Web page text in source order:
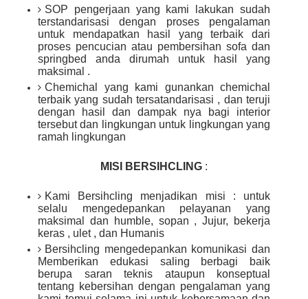
SOP pengerjaan yang kami lakukan sudah
terstandarisasi dengan proses pengalaman
untuk mendapatkan hasil yang terbaik dari
proses pencucian atau pembersihan sofa dan
springbed anda dirumah untuk hasil yang
maksimal .
Chemichal yang kami gunankan chemichal
terbaik yang sudah tersatandarisasi , dan teruji
dengan hasil dan dampak nya bagi interior
tersebut dan lingkungan untuk lingkungan yang
ramah lingkungan
MISI BERSIHCLING :
Kami Bersihcling menjadikan misi : untuk
selalu mengedepankan pelayanan yang
maksimal dan humble, sopan , Jujur, bekerja
keras , ulet , dan Humanis
Bersihcling mengedepankan komunikasi dan
Memberikan edukasi saling berbagi baik
berupa saran teknis ataupun konseptual
tentang kebersihan dengan pengalaman yang